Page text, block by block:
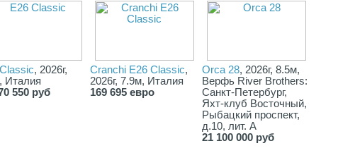
, 2026г,
Италия
550 руб
Cranchi E26 Classic,
2026г, 7.9м, Италия
169 695 евро
Orca 28, 2026г, 8.5м,
Верфь River Brothers:
Санкт-Петербург,
Яхт-клуб Восточный,
Рыбацкий проспект,
д.10, лит. А
21 100 000 руб